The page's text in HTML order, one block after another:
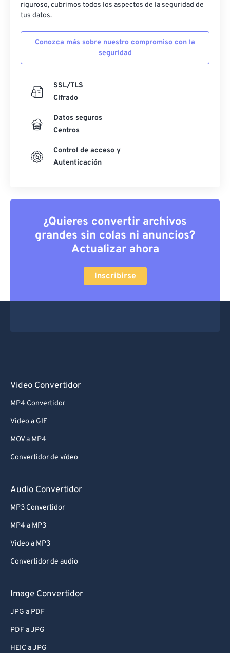
riguroso, cubrimos todos los aspectos de la seguridad de
tus datos.
Conozca más sobre nuestro compromiso con la
seguridad
SSL/TLS
Cifrado
Datos seguros
Centros
Control de acceso y
Autenticación
¿Quieres convertir archivos
grandes sin colas ni anuncios?
Actualizar ahora
Inscribirse
Video Convertidor
MP4 Convertidor
Video a GIF
MOV a MP4
Convertidor de vídeo
Audio Convertidor
MP3 Convertidor
MP4 a MP3
Video a MP3
Convertidor de audio
Image Convertidor
JPG a PDF
PDF a JPG
HEIC a JPG